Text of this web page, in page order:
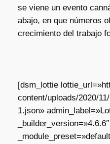
se viene un evento
abajo, en que números
crecimiento del trabajo
[dsm_lottie
content/uploads/2020/
1.json»
_builder_version=»4.6.6″